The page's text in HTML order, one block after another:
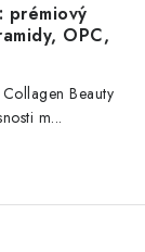
prémiový
OPC,
Beauty
m...